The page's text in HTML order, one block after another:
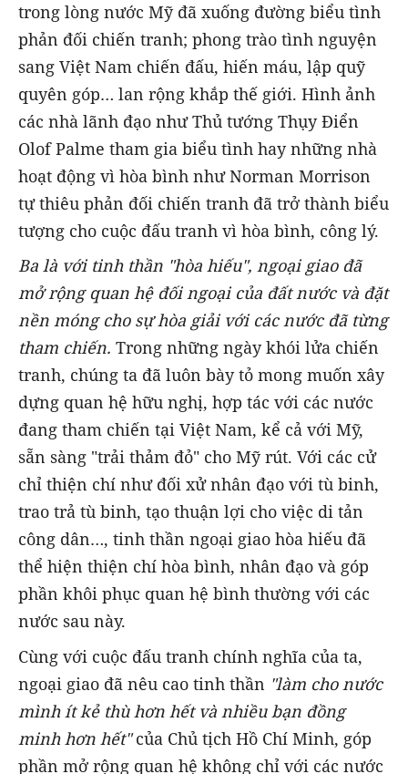
trong lòng nước Mỹ đã xuống đường biểu tình
phản đối chiến tranh; phong trào tình nguyện
sang Việt Nam chiến đấu, hiến máu, lập quỹ
quyên góp… lan rộng khắp thế giới. Hình ảnh
các nhà lãnh đạo như Thủ tướng Thụy Điển
Olof Palme tham gia biểu tình hay những nhà
hoạt động vì hòa bình như Norman Morrison
tự thiêu phản đối chiến tranh đã trở thành biểu
tượng cho cuộc đấu tranh vì hòa bình, công lý.
Ba là với tinh thần "hòa hiếu", ngoại giao đã
mở rộng quan hệ đối ngoại của đất nước và đặt
nền móng cho sự hòa giải với các nước đã từng
tham chiến. Trong những ngày khói lửa chiến
tranh, chúng ta đã luôn bày tỏ mong muốn xây
dựng quan hệ hữu nghị, hợp tác với các nước
đang tham chiến tại Việt Nam, kể cả với Mỹ,
sẵn sàng "trải thảm đỏ" cho Mỹ rút. Với các cử
chỉ thiện chí như đối xử nhân đạo với tù binh,
trao trả tù binh, tạo thuận lợi cho việc di tản
công dân…, tinh thần ngoại giao hòa hiếu đã
thể hiện thiện chí hòa bình, nhân đạo và góp
phần khôi phục quan hệ bình thường với các
nước sau này.
Cùng với cuộc đấu tranh chính nghĩa của ta,
ngoại giao đã nêu cao tinh thần "làm cho nước
mình ít kẻ thù hơn hết và nhiều bạn đồng
minh hơn hết"của Chủ tịch Hồ Chí Minh, góp
phần mở rộng quan hệ không chỉ với các nước